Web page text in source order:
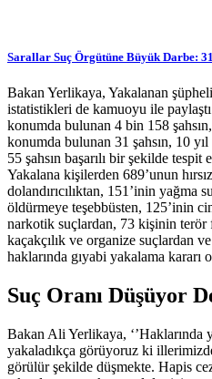
Sarallar Suç Örgütüne Büyük Darbe:
Bakan Yerlikaya, Yakalanan
istatistikleri de kamuoyu ile
konumda bulunan 4 bin 158
konumda bulunan 31 şahsın, 10
55 şahsın başarılı bir şekilde tespit
Yakalana kişilerden 689’unun
dolandırıcılıktan, 151’inin yağma
öldürmeye teşebbüsten, 125’inin
narkotik suçlardan, 73 kişinin
kaçakçılık ve organize suçlardan
haklarında gıyabi yakalama kararı
Suç Oranı Düşüyor
Bakan Ali Yerlikaya, ‘’Haklarında
yakaladıkça görüyoruz ki
görülür şekilde düşmekte. Hapis